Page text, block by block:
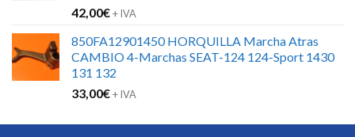
42,00€+ IVA
850FA12901450 HORQUILLA Marcha Atras
CAMBIO 4-Marchas SEAT-124 124-Sport 1430
131 132
33,00€+ IVA